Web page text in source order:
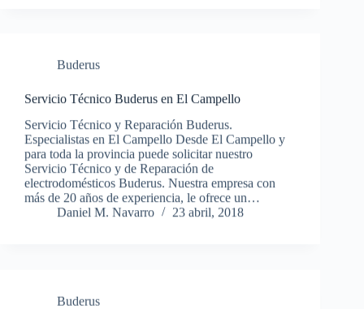
Buderus
Servicio Técnico Buderus en El Campello
Servicio Técnico y Reparación Buderus.
Especialistas en El Campello Desde El Campello y
para toda la provincia puede solicitar nuestro
Servicio Técnico y de Reparación de
electrodomésticos Buderus. Nuestra empresa con
más de 20 años de experiencia, le ofrece un…
Daniel M. Navarro
23 abril, 2018
Buderus